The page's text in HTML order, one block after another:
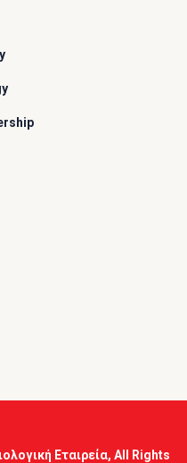
Εταιρεία, All Rights